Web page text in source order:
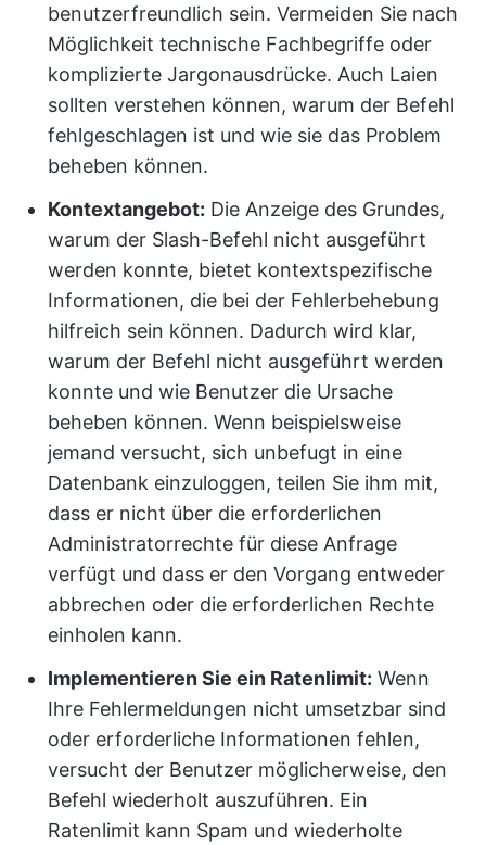
benutzerfreundlich sein. Vermeiden Sie nach
Möglichkeit technische Fachbegriffe oder
komplizierte Jargonausdrücke. Auch Laien
sollten verstehen können, warum der Befehl
fehlgeschlagen ist und wie sie das Problem
beheben können.
Kontextangebot: Die Anzeige des Grundes,
warum der Slash-Befehl nicht ausgeführt
werden konnte, bietet kontextspezifische
Informationen, die bei der Fehlerbehebung
hilfreich sein können. Dadurch wird klar,
warum der Befehl nicht ausgeführt werden
konnte und wie Benutzer die Ursache
beheben können. Wenn beispielsweise
jemand versucht, sich unbefugt in eine
Datenbank einzuloggen, teilen Sie ihm mit,
dass er nicht über die erforderlichen
Administratorrechte für diese Anfrage
verfügt und dass er den Vorgang entweder
abbrechen oder die erforderlichen Rechte
einholen kann.
Implementieren Sie ein Ratenlimit: Wenn
Ihre Fehlermeldungen nicht umsetzbar sind
oder erforderliche Informationen fehlen,
versucht der Benutzer möglicherweise, den
Befehl wiederholt auszuführen. Ein
Ratenlimit kann Spam und wiederholte